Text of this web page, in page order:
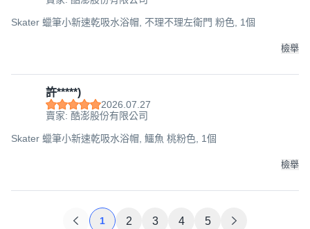
Skater 蠟筆小新速乾吸水浴帽, 不理不理左衛門 粉色, 1個
檢舉
許*****)
2026.07.27
賣家: 酷澎股份有限公司
Skater 蠟筆小新速乾吸水浴帽, 鱷魚 桃粉色, 1個
檢舉
1 2 3 4 5